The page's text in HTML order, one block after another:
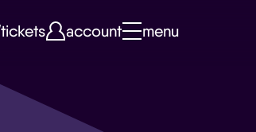
tickets account menu